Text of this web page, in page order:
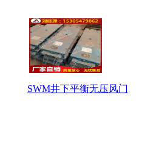
SWM井下平衡无压风门